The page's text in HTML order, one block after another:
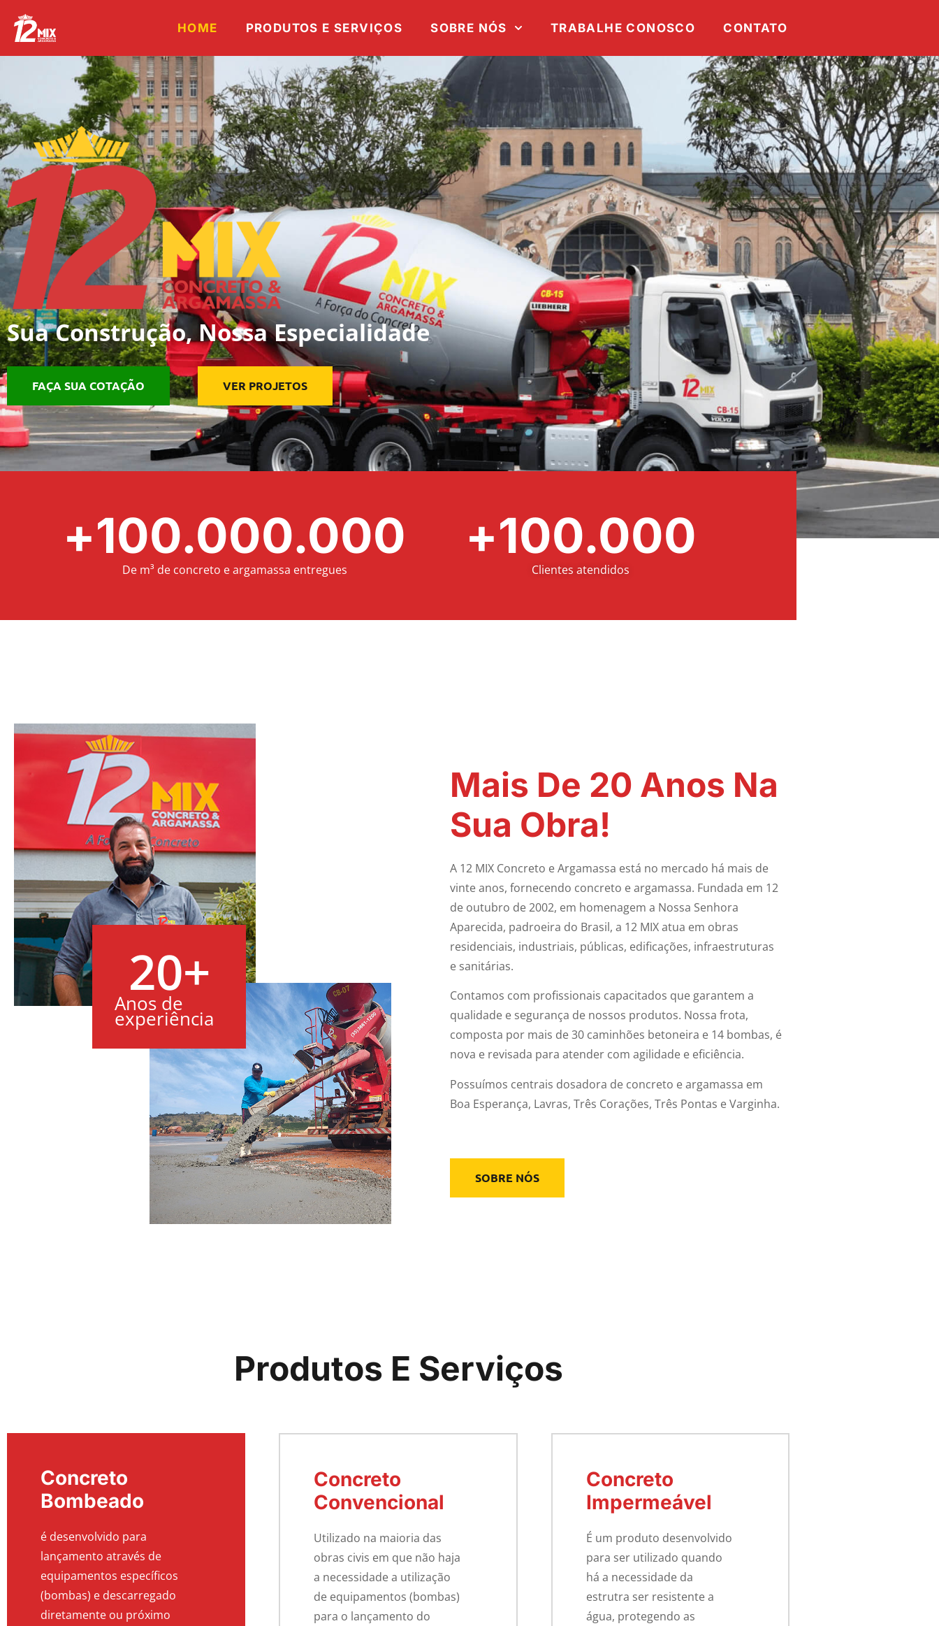
HOME PRODUTOS E SERVIÇOS SOBRE NÓS TRABALHE CONOSCO CONTATO
Sua Construção, Nossa Especialidade
FAÇA SUA COTAÇÃO VER PROJETOS
De m³ de concreto e argamassa entregues
+100.000.000
Clientes atendidos
+100.000
Anos de
experiência
20+
Mais De 20 Anos Na
Sua Obra!
A 12 MIX Concreto e Argamassa está no mercado há mais de
vinte anos, fornecendo concreto e argamassa. Fundada em 12
de outubro de 2002, em homenagem a Nossa Senhora
Aparecida, padroeira do Brasil, a 12 MIX atua em obras
residenciais, industriais, públicas, edificações, infraestruturas
e sanitárias.
Contamos com profissionais capacitados que garantem a
qualidade e segurança de nossos produtos. Nossa frota,
composta por mais de 30 caminhões betoneira e 14 bombas, é
nova e revisada para atender com agilidade e eficiência.
Possuímos centrais dosadora de concreto e argamassa em
Boa Esperança, Lavras, Três Corações, Três Pontas e Varginha.
SOBRE NÓS
Produtos E Serviços
Concreto
Bombeado
é desenvolvido para
lançamento através de
equipamentos específicos
(bombas) e descarregado
diretamente ou próximo
Concreto
Convencional
Utilizado na maioria das
obras civis em que não haja
a necessidade a utilização
de equipamentos (bombas)
para o lançamento do
Concreto
Impermeável
É um produto desenvolvido
para ser utilizado quando
há a necessidade da
estrutra ser resistente a
água, protegendo as